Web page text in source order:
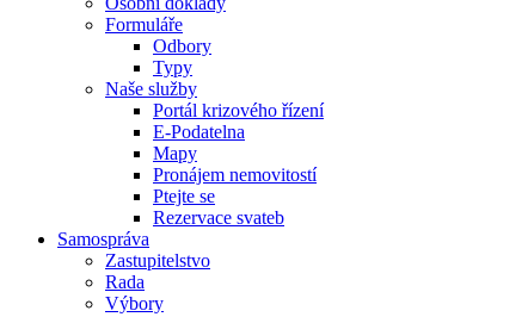
Formuláře
Odbory
Typy
Naše služby
Portál krizového řízení
E-Podatelna
Mapy
Pronájem nemovitostí
Ptejte se
Rezervace svateb
Samospráva
Zastupitelstvo
Rada
Výbory